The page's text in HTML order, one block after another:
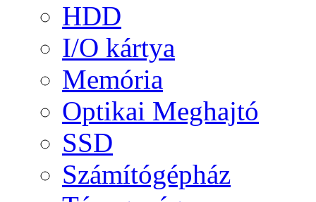
HDD
I/O kártya
Memória
Optikai Meghajtó
SSD
Számítógépház